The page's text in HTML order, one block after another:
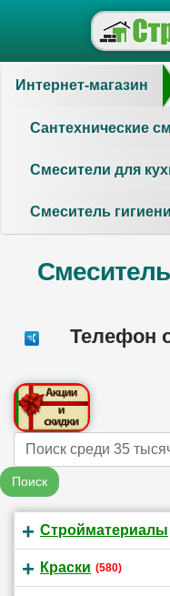
Интернет-магазин
Сантехнические
Смесители для
Смеситель
Телефон
Name
Поиск
Стройматериалы
Краски (580)